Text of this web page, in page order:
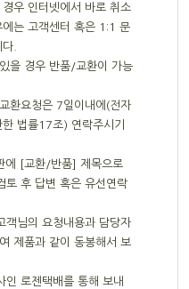
우 인터넷에서 바로 취소
는 고객센터 혹은 1:1 문
.
을 경우 반품/교환이 가능
환요청은 7일이내에(전자
법률17조) 연락주시기
에 [교환/반품] 제목으로
토 후 답변 혹은 유선연락
객님의 요청내용과 담당자
제품과 같이 동봉해서 보
인 로젠택배를 통해 보내